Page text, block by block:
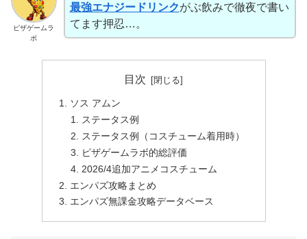
ピザゲームラ
ボ
最強エナジードリンクがぶ飲みで徹夜で書い
てます押忍…。
目次
ソス アムン
ステータス例
ステータス例（コスチューム着用時）
ピザゲームラボ的総評価
2026/4追加アニメコスチューム
エンパズ攻略まとめ
エンパズ無課金攻略データベース